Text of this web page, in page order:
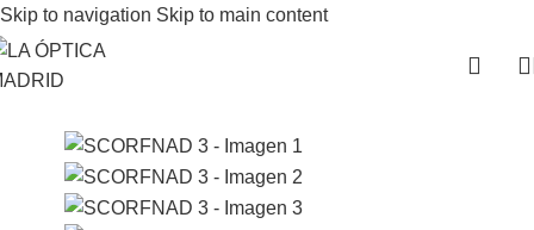
Skip to navigation Skip to main content